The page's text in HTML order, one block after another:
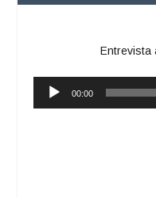
Entrevista
Reproductor
00:00